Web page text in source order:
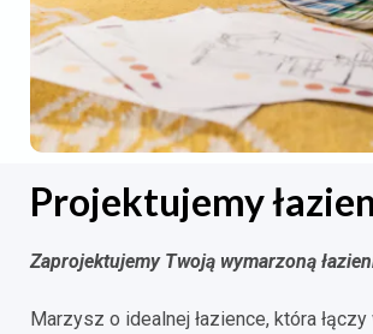
Zaprojektujemy Twoją wymarzoną
Marzysz o idealnej łazience, która
Projektujemy